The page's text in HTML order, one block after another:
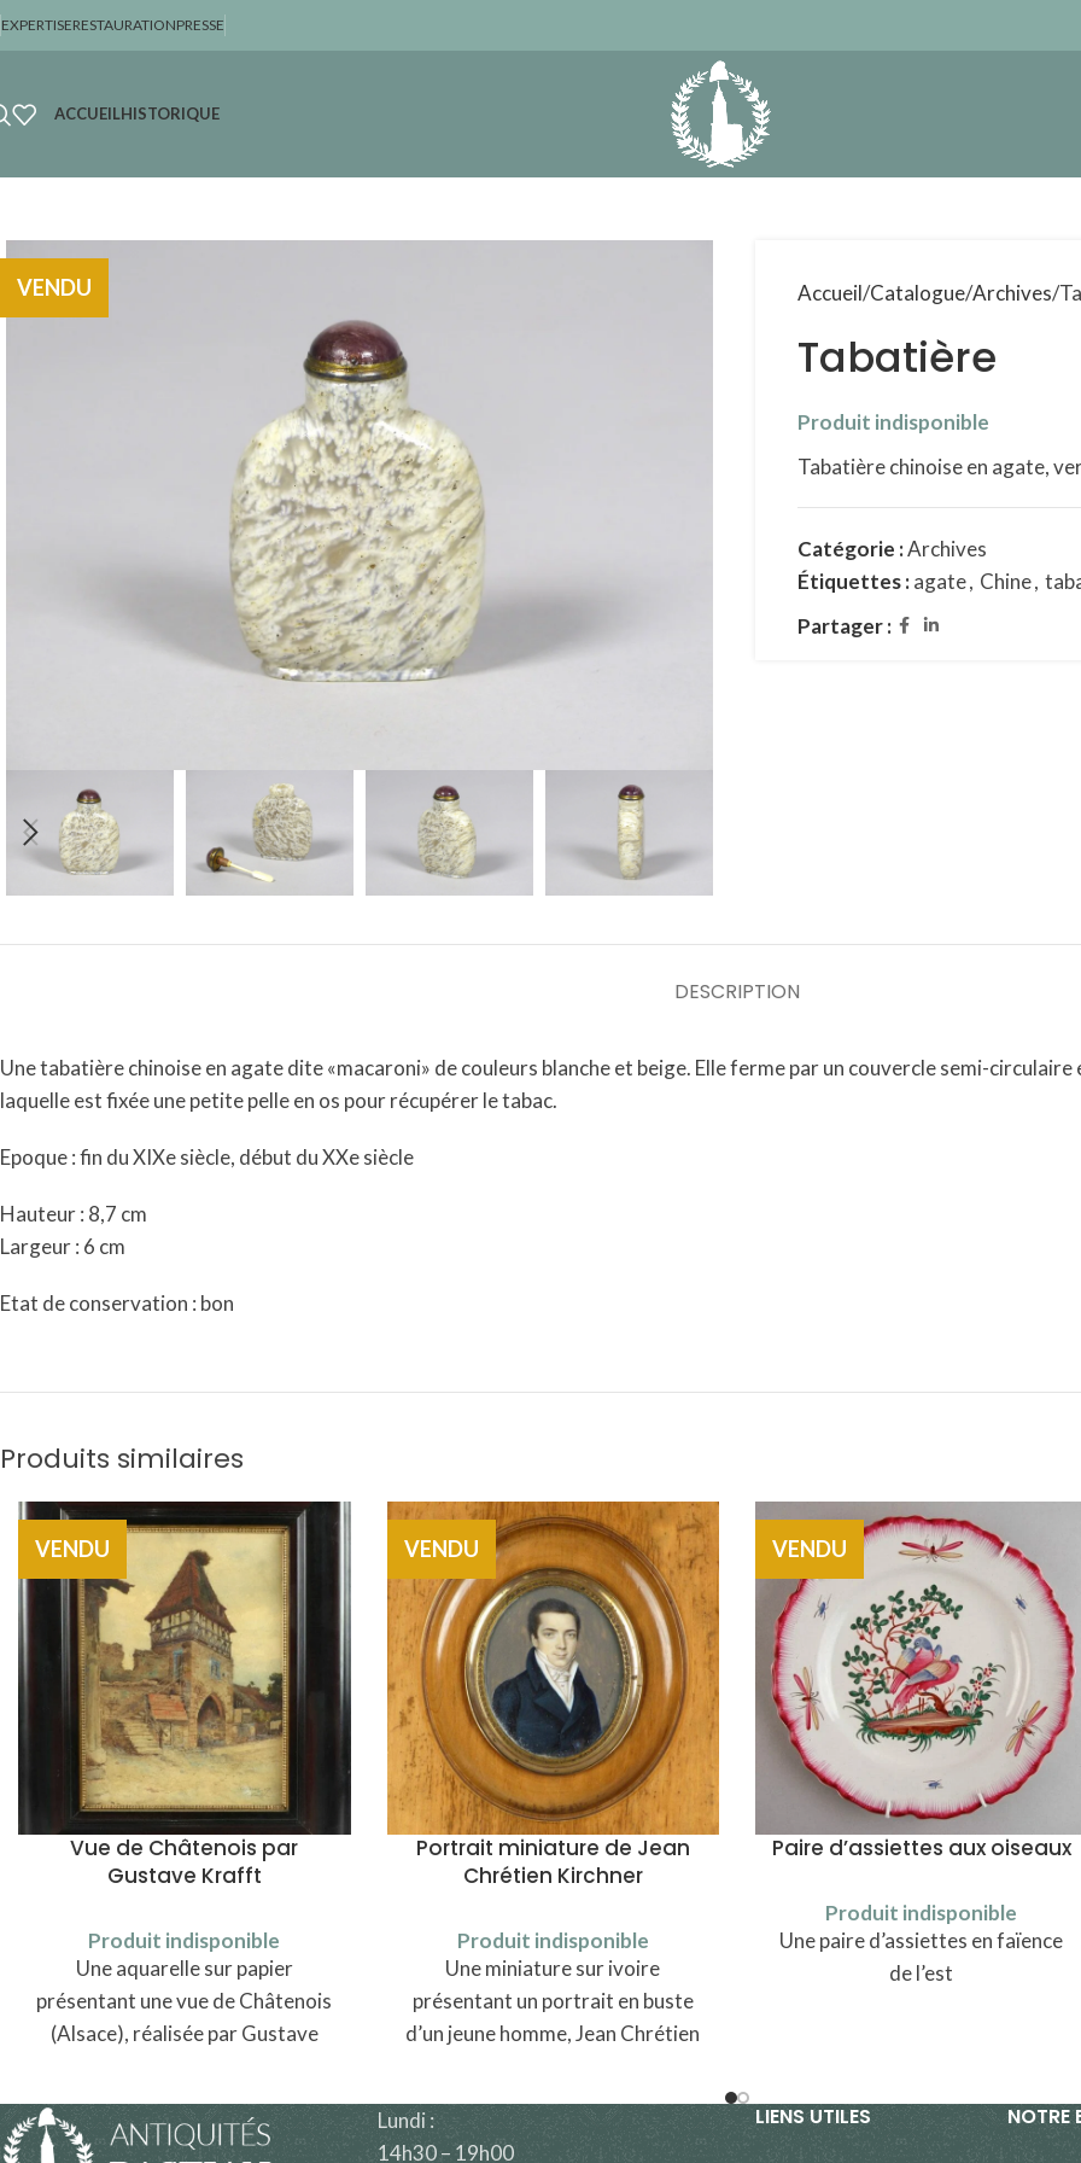
EXPERTISERESTAURATIONPRESSE
ACCUEILHISTORIQUE
VENDU Accueil Catalogue Archives
Tabatière
Produit indisponible
Tabatière chinoise en agate,
Catégorie :Archives
Étiquettes :agate, Chine,
Partager :
DESCRIPTION
Une tabatière chinoise en agate dite «macaroni» de couleurs blanche et beige. Elle ferme par un couvercle semi-circulaire
laquelle est fixée une petite pelle en os pour récupérer le tabac.
Epoque : fin du XIXe siècle, début du XXe siècle
Hauteur : 8,7 cm
Largeur : 6 cm
Etat de conservation : bon
Produits similaires
VENDU
Vue de Châtenois par
Gustave Krafft
Produit indisponible
Une aquarelle sur papier
présentant une vue de Châtenois
(Alsace), réalisée par Gustave
VENDU
Portrait miniature de Jean
Chrétien Kirchner
Produit indisponible
Une miniature sur ivoire
présentant un portrait en buste
d’un jeune homme, Jean Chrétien
VENDU
Paire d’assiettes aux oiseaux
Produit indisponible
Une paire d’assiettes en faïence
de l’est
Lundi :
14h30 – 19h00
LIENS UTILES NOTRE